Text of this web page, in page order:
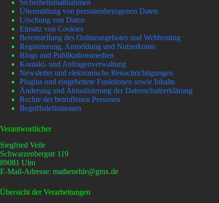
Sicherheitsmaßnahmen
Übermittlung von personenbezogenen Daten
Löschung von Daten
Einsatz von Cookies
Bereitstellung des Onlineangebotes und Webhosting
Registrierung, Anmeldung und Nutzerkonto
Blogs und Publikationsmedien
Kontakt- und Anfragenverwaltung
Newsletter und elektronische Benachrichtigungen
Plugins und eingebettete Funktionen sowie Inhalte
Änderung und Aktualisierung der Datenschutzerklärung
Rechte der betroffenen Personen
Begriffsdefinitionen
Verantwortlicher
Siegfried Veile
Schwarzenbergstr 119
89081 Ulm
E-Mail-Adresse: mathenehle@gmx.de
Übersicht der Verarbeitungen